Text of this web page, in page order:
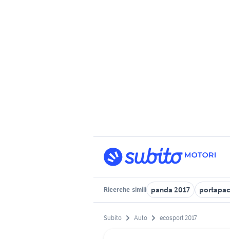
Ricerche simili panda 2017
Subito Auto ecosport 2017